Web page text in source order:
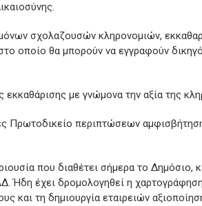
σχολαζουσών κληρονομιών,
οποίο θα μπορούν να εγγραφούν
εκκαθάρισης με γνώμονα την αξία της
Πρωτοδικείο περιπτώσεων
που διαθέτει σήμερα το Δημόσιο,
Ήδη έχει δρομολογηθεί η
και τη δημιουργία εταιρειών